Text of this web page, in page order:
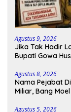
Agustus 9, 2026
Jika Tak Hadir
Bupati Gowa
Agustus 8, 2026
Nama Pejabat
Miliar, Bang
Agustus 5, 2026